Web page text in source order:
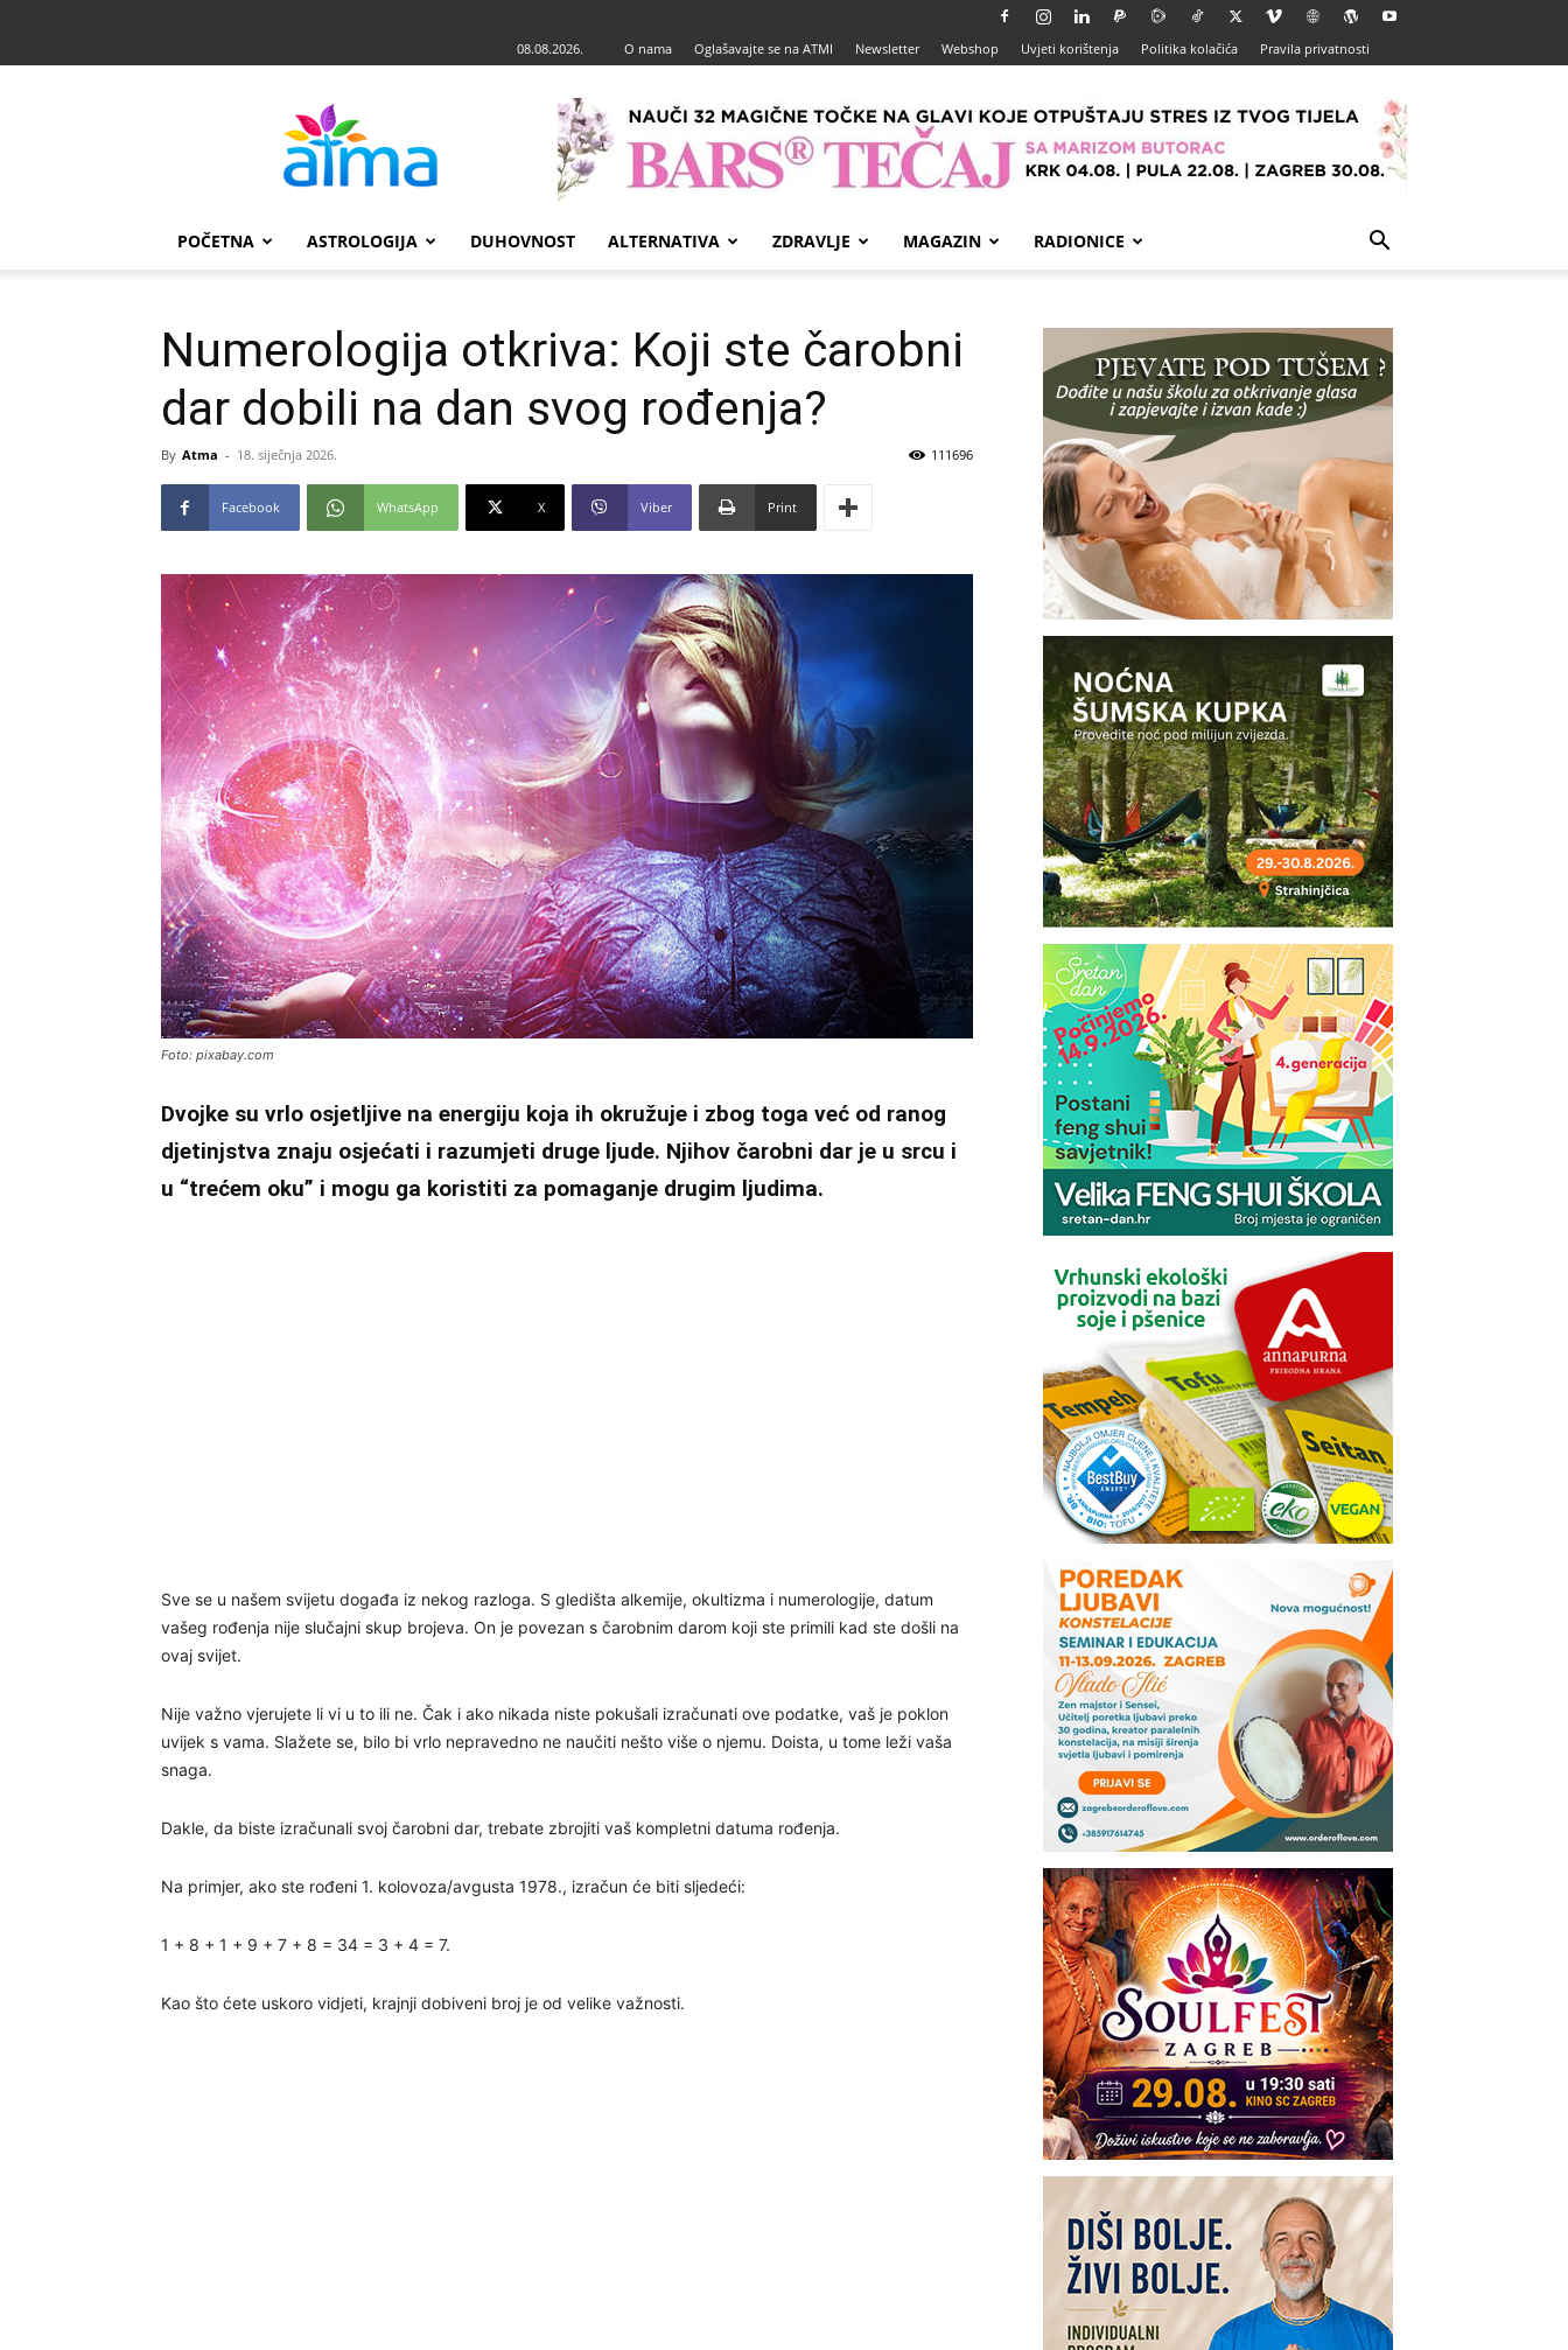
08.08.2026. O nama Oglašavajte se na ATMI Newsletter Webshop Uvjeti korištenja Politika kolačića Pravila privatnosti
POČETNA ASTROLOGIJA DUHOVNOST ALTERNATIVA ZDRAVLJE MAGAZIN RADIONICE
Numerologija otkriva: Koji ste čarobni
dar dobili na dan svog rođenja?
By Atma - 18. siječnja 2026. 111696
Facebook WhatsApp X Viber Print
Foto: pixabay.com
Dvojke su vrlo osjetljive na energiju koja ih okružuje i zbog toga već od ranog
djetinjstva znaju osjećati i razumjeti druge ljude. Njihov čarobni dar je u srcu i
u “trećem oku” i mogu ga koristiti za pomaganje drugim ljudima.
Sve se u našem svijetu događa iz nekog razloga. S gledišta alkemije, okultizma i numerologije, datum
vašeg rođenja nije slučajni skup brojeva. On je povezan s čarobnim darom koji ste primili kad ste došli na
ovaj svijet.
Nije važno vjerujete li vi u to ili ne. Čak i ako nikada niste pokušali izračunati ove podatke, vaš je poklon
uvijek s vama. Slažete se, bilo bi vrlo nepravedno ne naučiti nešto više o njemu. Doista, u tome leži vaša
snaga.
Dakle, da biste izračunali svoj čarobni dar, trebate zbrojiti vaš kompletni datuma rođenja.
Na primjer, ako ste rođeni 1. kolovoza/avgusta 1978., izračun će biti sljedeći:
1 + 8 + 1 + 9 + 7 + 8 = 34 = 3 + 4 = 7.
Kao što ćete uskoro vidjeti, krajnji dobiveni broj je od velike važnosti.